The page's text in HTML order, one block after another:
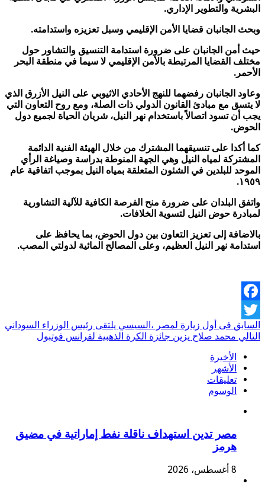
البشرية والتطوير الإداري.
وبحث الجانبان قضايا الأمن الإقليمي وسبل تعزيزه واستدامته.
حيث أمن الجانبان على ضرورة استدامة التنسيق والتشاور حول
مختلف القضايا المرتبطة بالأمن الإقليمي لا سيما في منطقة البحر
الأحمر.
وعاود الجانبان رفضهما للنهج الأحادي الاثيوبي على النيل الأزرق الذي
لا يتسق مع مبادئ القانون الدولي ذات الصلة، ومع روح التعاون التي
يجب أن تسود اتصالاً باستخدام نهر النيل، شريان الحياة لجميع دول
الحوض.
كما أكدا على تنسيقهما المشترك من خلال الهيئة الفنية الدائمة
المشتركة لمياه النيل وهي الجهة المنوطة بدراسة وصياغة الرأي
الموحد للبلدين في الشئون المتعلقة بمياه النيل بموجب اتفاقية عام
١٩٥٩.
واتفق البلدان على ضرورة منح الفرصة الكافية للآلية التشاورية
لمبادرة حوض النيل لتسوية الخلافات.
بالاضافة إلى تعزيز التعاون بين دول الحوض، بما يحافظ على
استدامة نهر النيل العظيم، وعلى المصالح المائية لدولتي المصب.
Facebook
Twitter
السابق فى أول زيارة لمصر ،السيسي يلتقى رئيس الوزراء السوداني
التالي محمد صلاح يزين جائزة الكرة الذهبية لفرانس فوتبول
الأخيرة
الأشهر
تعليقات
الوسوم
مصر تدين استهداف ناقلة نفط إماراتية في مضيق
هرمز
8 أغسطس، 2026